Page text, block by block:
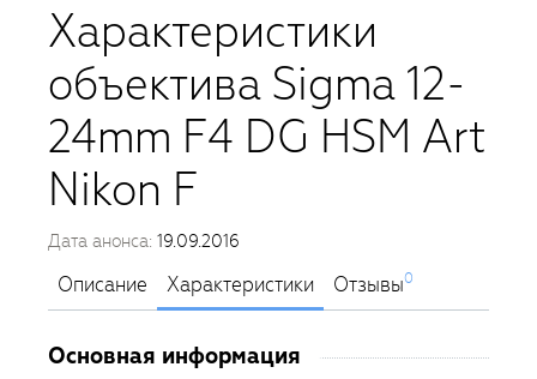
Характеристики
объектива Sigma 12-
24mm F4 DG HSM Art
Nikon F
Дата анонса: 19.09.2016
Описание Характеристики Отзывы0
Основная информация